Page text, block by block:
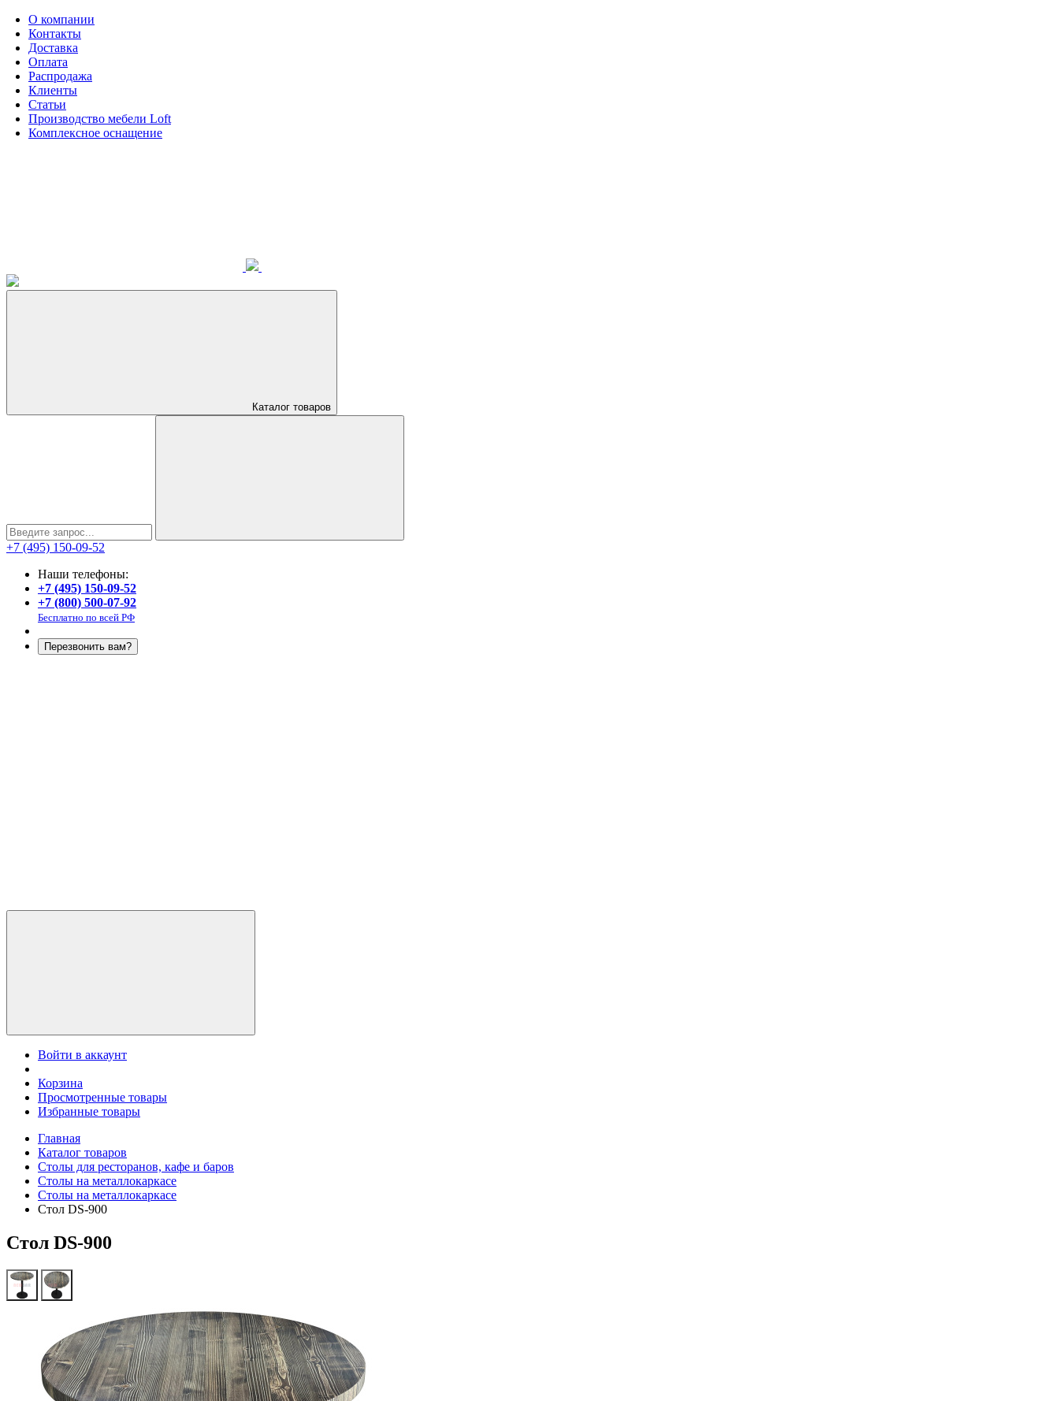
О компании
Контакты
Доставка
Оплата
Распродажа
Клиенты
Статьи
Производство мебели Loft
Комплексное оснащение
Каталог товаров
+7 (495) 150-09-52
Наши телефоны:
+7 (495) 150-09-52
+7 (800) 500-07-92
Бесплатно по всей РФ
Перезвонить вам?
Войти в аккаунт
Корзина
Просмотренные товары
Избранные товары
Главная
Каталог товаров
Столы для ресторанов, кафе и баров
Столы на металлокаркасе
Столы на металлокаркасе
Стол DS-900
Стол DS-900